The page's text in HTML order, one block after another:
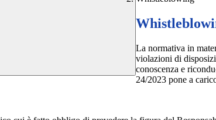
La normativa in
violazioni di
conoscenza e
24/2023 pone a